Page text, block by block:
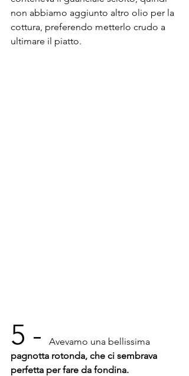
non abbiamo aggiunto altro olio per la
cottura, preferendo metterlo crudo a
ultimare il piatto.
5 -
Avevamo una bellissima
pagnotta rotonda, che ci sembrava
perfetta per fare da fondina.